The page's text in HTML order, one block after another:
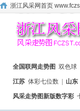
浙江风采网首页
全国联网走势图 双色球
江苏 体彩七位数 山东
风采走势图新版数字彩